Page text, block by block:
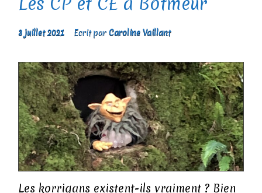
3 juillet 2021 Ecrit par Caroline Vaillant
Les korrigans existent-ils vraiment ? Bien